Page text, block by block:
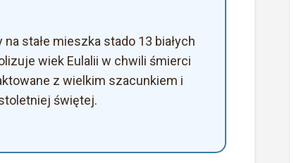
stałe mieszka stado 13 białych
wiek Eulalii w chwili śmierci
z wielkim szacunkiem i
świętej.